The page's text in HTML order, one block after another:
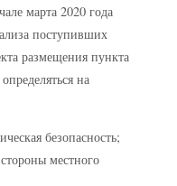
марта 2020 года
поступивших
размещения пункта
на
безопасность;
местного